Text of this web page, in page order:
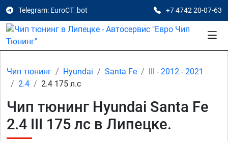
Telegram: EuroCT_bot +7 4742 20-07-63
Чип тюнинг Hyundai Santa Fe
III - 2012 - 2021
2.4
2.4 175 л.с
Чип тюнинг Hyundai Santa Fe
2.4 III 175 лс в Липецке.